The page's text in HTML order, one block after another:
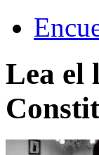
Lea el